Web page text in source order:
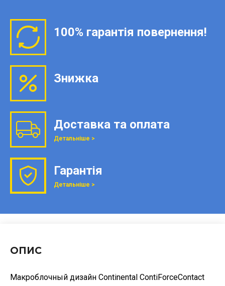
100% гарантія повернення!
Знижка
Доставка та оплата
Детальніше >
Гарантія
Детальніше >
ОПИС
Макроблочный дизайн Continental ContiForceContact